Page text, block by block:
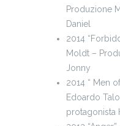
Produzione
Daniel
2014
Moldt –
Jonny
2014 “ Men
Edoardo
protagonista